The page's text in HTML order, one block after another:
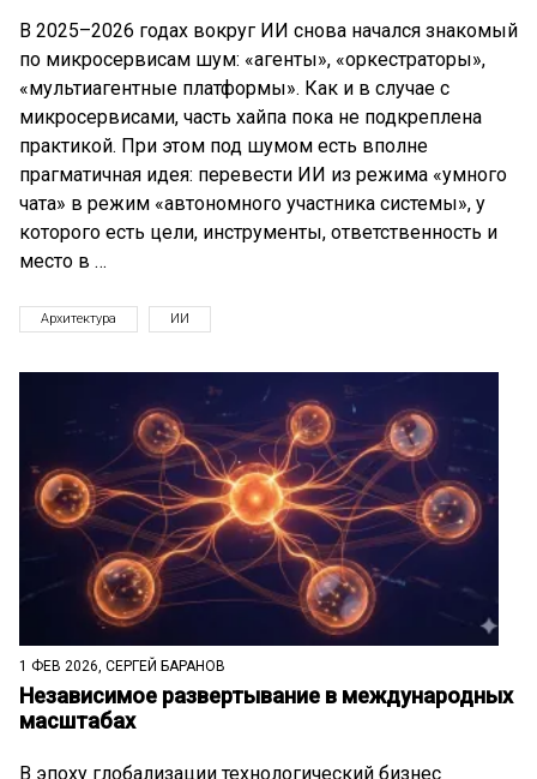
В 2025–2026 годах вокруг ИИ снова начался знакомый
по микросервисам шум: «агенты», «оркестраторы»,
«мультиагентные платформы». Как и в случае с
микросервисами, часть хайпа пока не подкреплена
практикой. При этом под шумом есть вполне
прагматичная идея: перевести ИИ из режима «умного
чата» в режим «автономного участника системы», у
которого есть цели, инструменты, ответственность и
место в …
Архитектура ИИ
1 ФЕВ 2026, СЕРГЕЙ БАРАНОВ
Независимое развертывание в международных
масштабах
В эпоху глобализации технологический бизнес